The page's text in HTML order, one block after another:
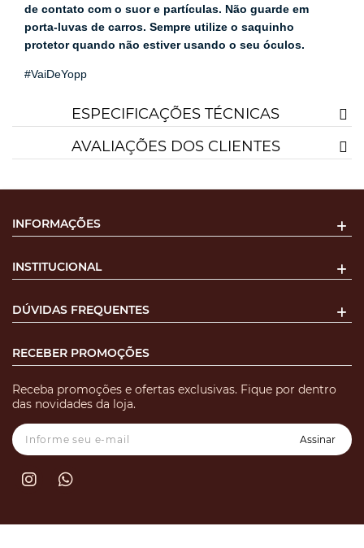
de contato com o suor e partículas. Não guarde em
porta-luvas de carros. Sempre utilize o saquinho
protetor quando não estiver usando o seu óculos.
#VaiDeYopp
ESPECIFICAÇÕES TÉCNICAS
AVALIAÇÕES DOS CLIENTES
INFORMAÇÕES
INSTITUCIONAL
DÚVIDAS FREQUENTES
RECEBER PROMOÇÕES
Receba promoções e ofertas exclusivas. Fique por dentro
das novidades da loja.
Assinar